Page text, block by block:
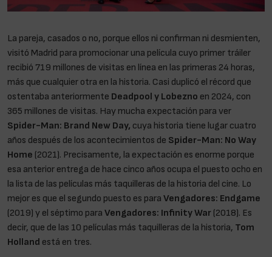
La pareja, casados o no, porque ellos ni confirman ni desmienten,
visitó Madrid para promocionar una película cuyo primer tráiler
recibió 719 millones de visitas en línea en las primeras 24 horas,
más que cualquier otra en la historia. Casi duplicó el récord que
ostentaba anteriormente Deadpool y Lobezno en 2024, con
365 millones de visitas. Hay mucha expectación para ver
Spider-Man: Brand New Day, cuya historia tiene lugar cuatro
años después de los acontecimientos de Spider-Man: No Way
Home (2021). Precisamente, la expectación es enorme porque
esa anterior entrega de hace cinco años ocupa el puesto ocho en
la lista de las películas más taquilleras de la historia del cine. Lo
mejor es que el segundo puesto es para Vengadores: Endgame
(2019) y el séptimo para Vengadores: Infinity War (2018). Es
decir, que de las 10 películas más taquilleras de la historia, Tom
Holland está en tres.